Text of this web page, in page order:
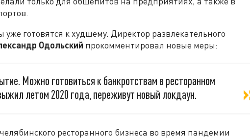
уже готовятся к худшему. Директор развлекательного
Одольский прокомментировал новые меры:
Можно готовиться к банкротствам в ресторанном
летом 2020 года, переживут новый локдаун.
ресторанного бизнеса во время пандемии